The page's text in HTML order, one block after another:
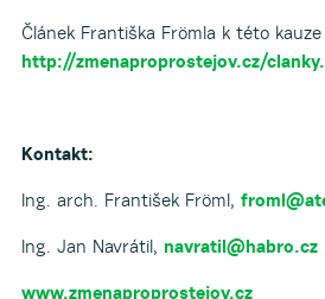
Článek Františka Frömla k této kauze
http://zmenaproprostejov.cz/
Kontakt:
Ing. arch. František Fröml,
Ing. Jan Navrátil, navratil@habro.cz
www.zmenaproprostejov.cz